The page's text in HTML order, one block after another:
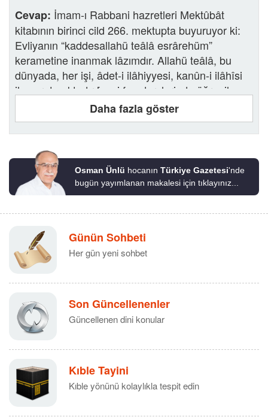
Cevap: İmam-ı Rabbani hazretleri Mektûbât
kitabının birinci cild 266. mektupta buyuruyor ki:
Evliyanın “kaddesallahü teâlâ esrârehüm”
kerametine inanmak lâzımdır. Allahü teâlâ, bu
dünyada, her işi, âdet-i ilâhiyyesi, kanûn-i ilâhîsi
ile yaratmaktadır [yani fen derslerinde öğrenilen
kanun, nizam ve düzgünlük ile yaratmaktadır,
yapmaktadır]. Evliyasının [yani çok sevdiği
kullarının] elinden, âdet-i ilâhiyyesi dışında, bazı
şeyler yaratır, yapar ki, buna
Keramete inanmayan, dünyanın her tarafında, her
zaman, sık sık görülmüş ve ağızdan ağıza
yayılmış olan vakalara inanmamış olur. Allahü
teâlânın, Peygamberlerin “aleyhimüssalevâtü
ilâhiyyesini bozarak, kimsenin yapamayacağı
şeyler yaratmasına,(Mucize)
gösteren bir kimse, Peygamber olduğunu ilan
eder. Keramet gösteren kimse ise, Peygamber
olmadığını ve bir Peygamberin “aleyhisselâm”
yolunda bulunduğunu söyler. [Mucize,
peygamberlere mahsustur “aleyhimüsselâm”. Bu
kelimeyi, onlardan başkası için söylemek câiz
Daha fazla göster
Osman Ünlü hocanın Türkiye Gazetesi'nde
bugün yayımlanan makalesi için tıklayınız...
Günün Sohbeti
Her gün yeni sohbet
Son Güncellenenler
Güncellenen dini konular
Kıble Tayini
Kıble yönünü kolaylıkla tespit edin